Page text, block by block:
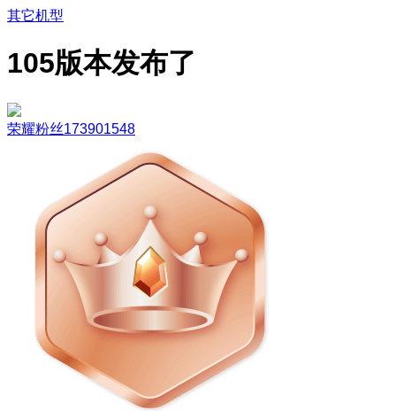
其它机型
105版本发布了
荣耀粉丝173901548